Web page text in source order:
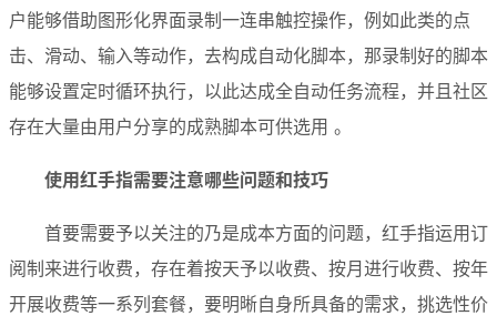
户能够借助图形化界面录制一连串触控操作，例如此类的点
击、滑动、输入等动作，去构成自动化脚本，那录制好的脚本
能够设置定时循环执行，以此达成全自动任务流程，并且社区
存在大量由用户分享的成熟脚本可供选用 。
使用红手指需要注意哪些问题和技巧
首要需要予以关注的乃是成本方面的问题，红手指运用订
阅制来进行收费，存在着按天予以收费、按月进行收费、按年
开展收费等一系列套餐，要明晰自身所具备的需求，挑选性价